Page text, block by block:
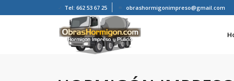
Tel: 662 53 67 25 obrashormigonimpreso@gmail.com